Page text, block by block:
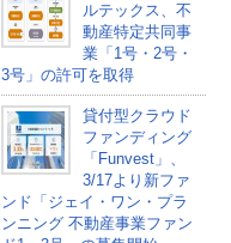
ルテックス、不
動産特定共同事
業「1号・2号・
3号」の許可を取得
貸付型クラウド
ファンディング
「Funvest」、
3/17より新ファ
ンド「ジェイ・ワン・プラ
ンニング 不動産事業ファン